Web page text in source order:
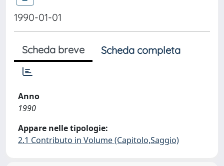
1990-01-01
Scheda breve Scheda completa
Anno
1990
Appare nelle tipologie:
2.1 Contributo in Volume (Capitolo,Saggio)